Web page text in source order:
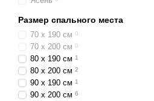
Размер спального места
70 х 190 см 0
70 х 200 см 0
80 х 190 см 1
80 х 200 см 2
90 х 190 см 1
90 х 200 см 6